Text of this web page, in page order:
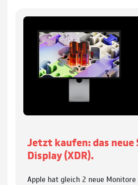
Jetzt kaufen: das neue
Display (XDR).
Apple hat gleich 2 neue